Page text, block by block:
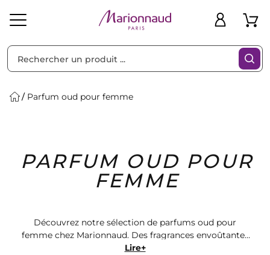
Solaire Homme Marques Idées
Cadeaux
Bons
Plans
Parfum oud pour femme
PARFUM OUD POUR
FEMME
Découvrez notre sélection de parfums oud pour
femme chez Marionnaud. Des fragrances envoûtantes
et raffinées pour sublimer votre féminité. Laissez-vous
Lire+
Filtres